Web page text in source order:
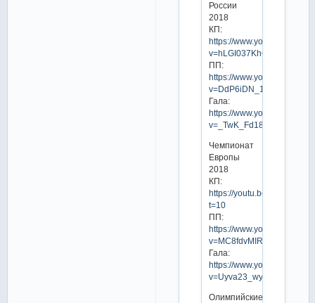
России
2018
КП:
https://www.youtube.com/
v=hLGI037KhQI
ПП:
https://www.youtube.com/
v=DdP6iDN_1uo
Гала:
https://www.youtube.com/
v=_TwK_Fd18Pw
Чемпионат
Европы
2018
КП:
https://youtu.be/
t=10
ПП:
https://www.youtube.com/
v=MC8fdvMIRPc
Гала:
https://www.youtube.com/
v=Uyva23_wyVE
Олимпийские